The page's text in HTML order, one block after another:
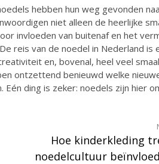
hebben hun weg gevonden
niet alleen de heerlijke
invloeden van buitenaf en het
reis van de noedel in Nederland is
en, bovenal, heel veel
ontzettend benieuwd welke
ding is zeker: noedels zijn hier
Hoe kinderkleding
noedelcultuur